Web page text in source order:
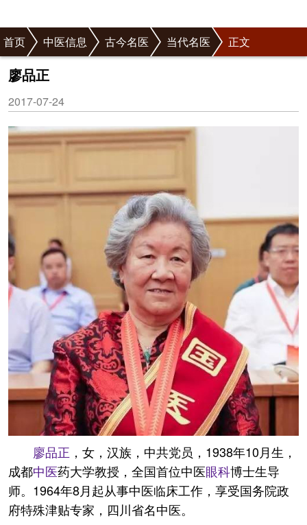
首页 中医信息 古今名医 当代名医 正文
廖品正
2017-07-24
廖品正 ，女，汉族，中共党员，1938年10月生，
成都中医药大学教授，全国首位中医眼科博士生导
师。1964年8月起从事中医临床工作，享受国务院政
府特殊津贴专家，四川省名中医。